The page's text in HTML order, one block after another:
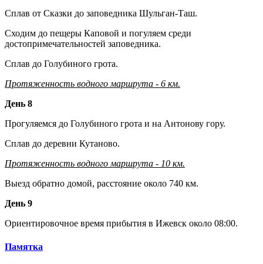
Сплав от Сказки до заповедника Шульган-Таш.
Сходим до пещеры Каповой и погуляем среди
достопримечательностей заповедника.
Сплав до Голубиного грота.
Протяженность водного маршрута - 6 км.
День 8
Прогуляемся до Голубиного грота и на Антонову гору.
Сплав до деревни Кутаново.
Протяженность водного маршрута - 10 км.
Выезд обратно домой, расстояние около 740 км.
День 9
Ориентировочное время прибытия в Ижевск около 08:00.
Памятка